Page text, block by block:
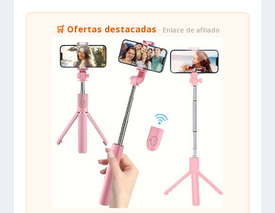
🛒 Ofertas destacadas · Enlace de afiliado